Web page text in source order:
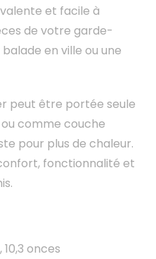
et facile à
de votre garde-
en ville ou une
peut être portée seule
comme couche
pour plus de chaleur.
fonctionnalité et
onces